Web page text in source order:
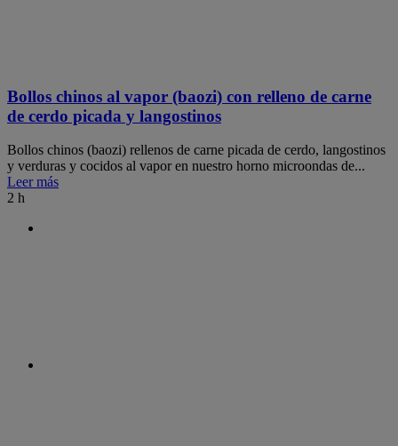
Bollos chinos al vapor (baozi) con relleno de carne
de cerdo picada y langostinos
Bollos chinos (baozi) rellenos de carne picada de cerdo, langostinos
y verduras y cocidos al vapor en nuestro horno microondas de...
Leer más
2 h